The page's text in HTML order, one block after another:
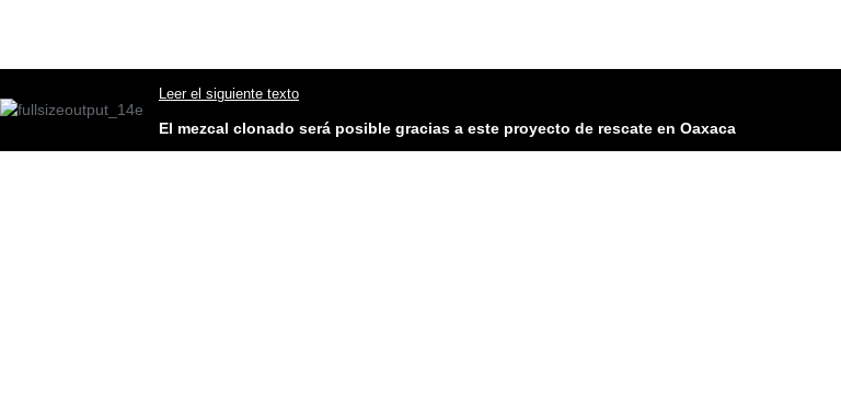
Leer el siguiente texto
El mezcal clonado será posible gracias a este proyecto de rescate en Oaxaca